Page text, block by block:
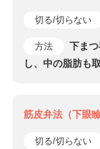
切る/切らない
方法
下ま
し、中の脂肪も
筋皮弁法（下眼
切る/切らない